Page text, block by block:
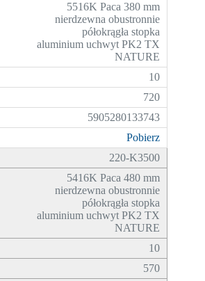
5516K Paca 380 mm
nierdzewna obustronnie
półokrągła stopka
aluminium uchwyt PK2 TX
NATURE
10
720
5905280133743
Pobierz
220-K3500
5416K Paca 480 mm
nierdzewna obustronnie
półokrągła stopka
aluminium uchwyt PK2 TX
NATURE
10
570